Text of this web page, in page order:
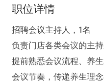
职位详情
招聘会议主持人，1名
负责门店各类会议的主
提前熟悉会议流程、养
会议节奏，传递养生理